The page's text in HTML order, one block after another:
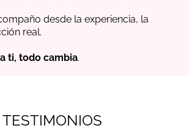
desde la experiencia, la
real.
ti, todo cambia.
TESTIMONIOS